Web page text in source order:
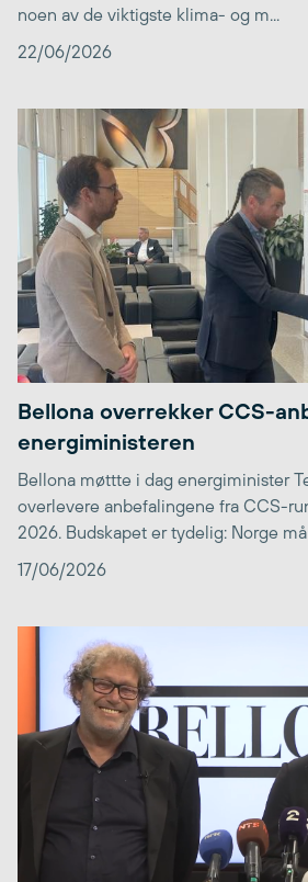
noen av de viktigste klima- og m...
22/06/2026
Bellona overrekker CCS-
energiministeren
Bellona møttte i dag energiminister
overlevere anbefalingene fra CCS-
2026. Budskapet er tydelig: Norge må
17/06/2026